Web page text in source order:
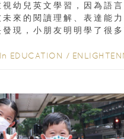
幼兒英文學習，因為語
來的閱讀理解、表達能
現，小朋友明明學了很
In EDUCATION /